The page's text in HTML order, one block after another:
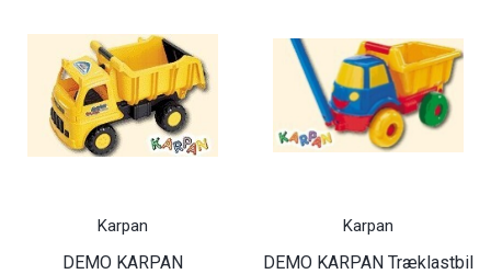
Karpan
DEMO KARPAN
Karpan
DEMO KARPAN Træklastbil